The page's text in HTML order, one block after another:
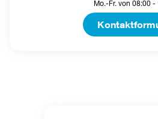
Mo.-Fr. von 08:00 -